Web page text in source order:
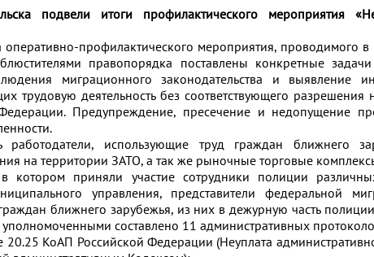
подвели итоги профилактического мероприятия
оперативно-профилактического мероприятия, проводимого
правопорядка поставлены конкретные
миграционного законодательства и выявление
трудовую деятельность без соответствующего разрешения
Предупреждение, пресечение и недопущение
работодатели, использующие труд граждан ближнего
на территории ЗАТО, а так же рыночные торговые
котором приняли участие сотрудники полиции
управления, представители федеральной
ближнего зарубежья, из них в дежурную часть
уполномоченными составлено 11 административных
20.25 КоАП Российской Федерации (Неуплата